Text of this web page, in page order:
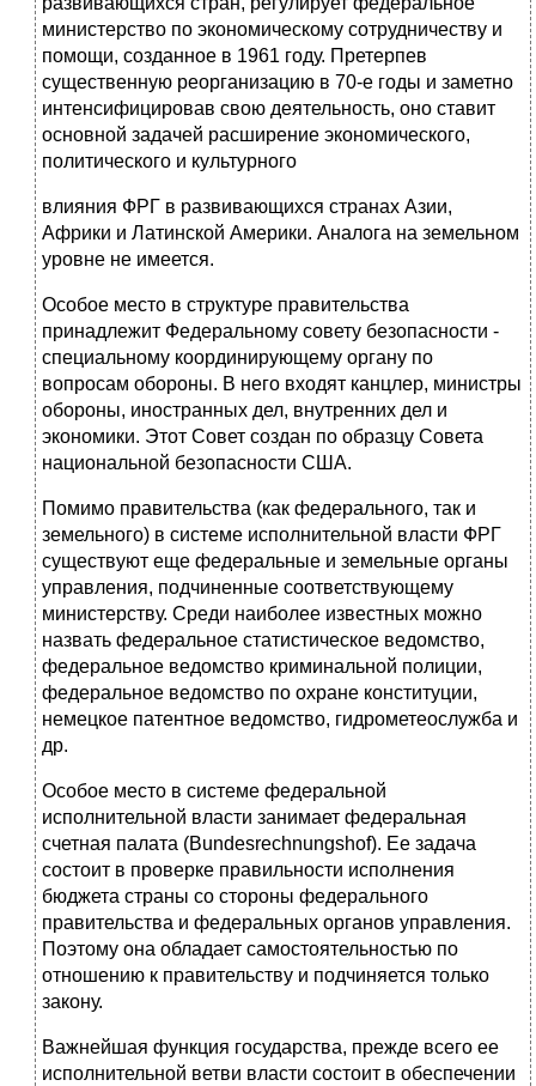
министерство по экономическому сотрудничест­ву и
помощи, созданное в 1961 году. Претерпев
существенную реорганиза­цию в 70-е годы и заметно
интенсифицировав свою деятельность, оно ставит
основной задачей расширение экономического,
политического и культурного
влияния ФРГ в развивающихся странах Азии,
Африки и Латинской Америки. Аналога на земельном
уровне не имеется.
Особое место в структуре правительства
принадлежит Федеральному со­вету безопасности -
специальному координирующему органу по
вопросам обороны. В него входят канцлер, министры
обороны, иностранных дел, внут­ренних дел и
экономики. Этот Совет создан по образцу Совета
национальной безопасности США.
Помимо правительства (как федерального, так и
земельного) в системе исполнительной власти ФРГ
существуют еще федеральные и земельные органы
управления, подчиненные соответствующему
министерству. Среди наиболее известных можно
назвать федеральное статистическое ведом­ство,
федеральное ведомство криминальной полиции,
федеральное ведом­ство по охране конституции,
немецкое патентное ведомство, гидроме­теослужба и
др.
Особое место в системе федеральной
исполнительной власти занимает федеральная
счетная палата (Bundesrechnungshof). Ее задача
состоит в проверке правильности исполнения
бюджета страны со стороны федераль­ного
правительства и федеральных органов управления.
Поэтому она обла­дает самостоятельностью по
отношению к правительству и подчиняется только
закону.
Важнейшая функция государства, прежде всего ее
исполнительной ветви власти состоит в обеспечении